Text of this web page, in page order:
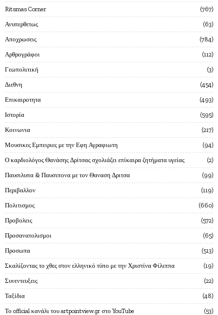
Ritsmas Corner 767
Ανυπερθετως 63
Αποχρωσεις 784
Αρθρογράφοι 112
Γεωπολιτική 3
Διεθνη 454
Επικαιροτητα 493
Ιστορία 595
Κοινωνια 217
Μουσικες Εμπειριες με την Εφη Αγραφιωτη 94
Ο καρδιολόγος Θανάσης Δρίτσας σχολιάζει επίκαιρα ζητήματα υγείας 2
Παυσιλυπα & Παυσιπονα με τον Θαναση Δριτσα 99
Περιβαλλον 119
Πολιτισμος 660
Προβολεις 572
Προσανατολισμοι 65
Προσωπα 513
Σκαλίζοντας το χθες στον ελληνικό τύπο με την Χριστίνα Φίλιππα 19
Συνεντευξεις 22
Ταξίδια 48
Το official κανάλι του artpointview.gr στο YouTube 53